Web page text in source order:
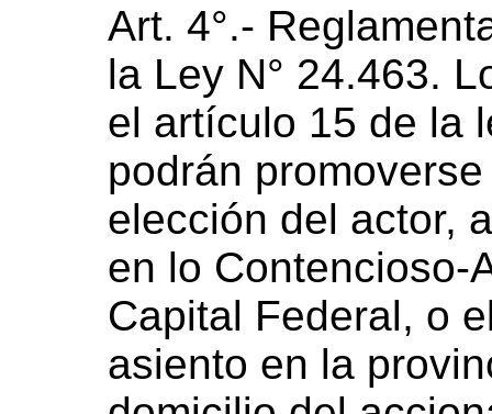
Art. 4°.-
la Ley N° 24.463.
el artículo 15 de la
podrán
elección del actor,
en lo Contencioso-
Capital Federal, o
asiento en la